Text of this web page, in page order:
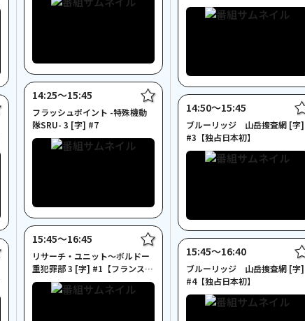
14:25〜15:45
フラッシュポイント -特殊機動
隊SRU- 3 [字] #7
15:45〜16:45
リサーチ・ユニット～ボルドー
重犯罪部 3 [字] #1【フランスド
ラマ特集】
14:50〜15:45
ブルーリッジ 山岳捜査網 [字]
#3【独占日本初】
15:45〜16:40
ブルーリッジ 山岳捜査網 [字]
#4【独占日本初】